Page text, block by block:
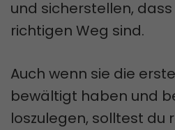
und sicherstellen,
richtigen Weg sind.
Auch wenn sie die
bewältigt haben und
loszulegen, solltest du